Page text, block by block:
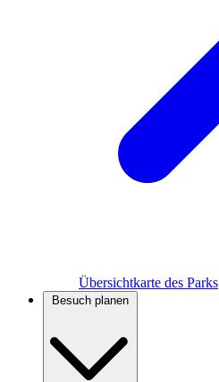
Übersichtkarte des Parks
Besuch planen